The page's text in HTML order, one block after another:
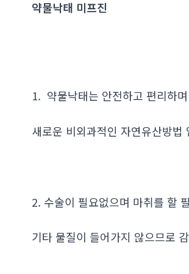
약물낙태 미프진
1. 약물낙태는 안전하고 편리하
새로운 비외과적인 자연유산방법
2. 수술이 필요없으며 마취를 할
기타 물질이 들어가지 않으므로